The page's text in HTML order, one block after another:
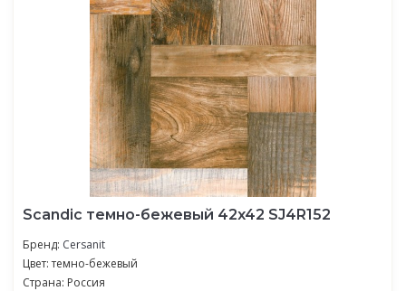
Scandic темно-бежевый 42x42 SJ4R152
Бренд: Cersanit
Цвет: темно-бежевый
Страна: Россия